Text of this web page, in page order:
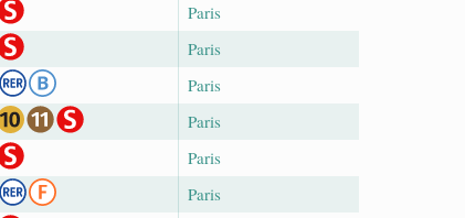
Paris
Paris
Paris
Paris
Paris
Paris